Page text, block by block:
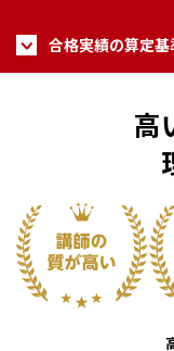
合格実績の算定基
高